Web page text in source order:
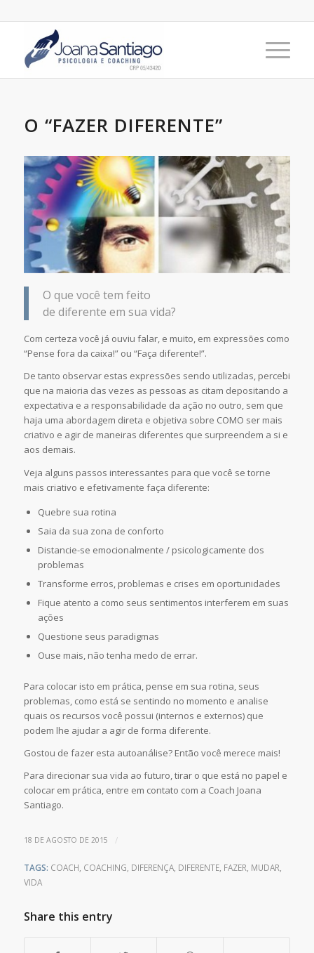
O “FAZER DIFERENTE”
O que você tem feito
de diferente em sua vida?
Com certeza você já ouviu falar, e muito, em expressões como
“Pense fora da caixa!” ou “Faça diferente!”.
De tanto observar estas expressões sendo utilizadas, percebi
que na maioria das vezes as pessoas as citam depositando a
expectativa e a responsabilidade da ação no outro, sem que
haja uma abordagem direta e objetiva sobre COMO ser mais
criativo e agir de maneiras diferentes que surpreendem a si e
aos demais.
Veja alguns passos interessantes para que você se torne
mais criativo e efetivamente faça diferente:
Quebre sua rotina
Saia da sua zona de conforto
Distancie-se emocionalmente / psicologicamente dos
problemas
Transforme erros, problemas e crises em oportunidades
Fique atento a como seus sentimentos interferem em suas
ações
Questione seus paradigmas
Ouse mais, não tenha medo de errar.
Para colocar isto em prática, pense em sua rotina, seus
problemas, como está se sentindo no momento e analise
quais os recursos você possui (internos e externos) que
podem lhe ajudar a agir de forma diferente.
Gostou de fazer esta autoanálise? Então você merece mais!
Para direcionar sua vida ao futuro, tirar o que está no papel e
colocar em prática, entre em contato com a Coach Joana
Santiago.
18 DE AGOSTO DE 2015 /
TAGS: COACH COACHING DIFERENÇA, DIFERENTE, FAZER MUDAR
VIDA
Share this entry